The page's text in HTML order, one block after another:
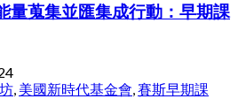
量蒐集並匯集成行動：早期課
, 美國新時代基金會,賽斯早期課